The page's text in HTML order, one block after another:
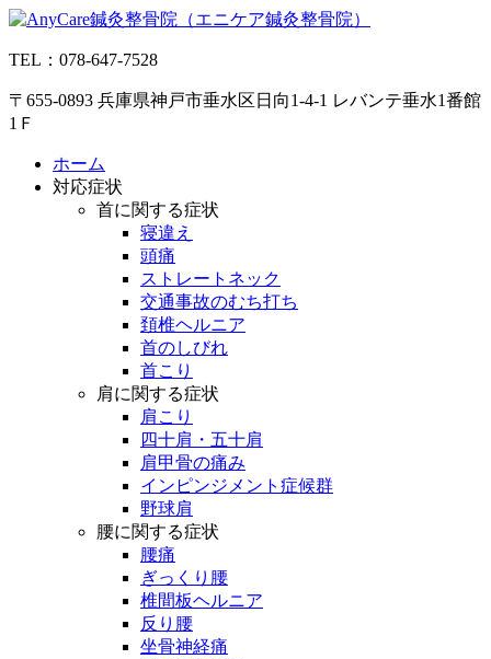
コ
テ
ツ
へ
TEL：078-647-7528
〒655-0893 兵庫県神戸市垂水区日向1-4-1 レバンテ垂水1番館
1Ｆ
ホーム
対応症状
首に関する症状
寝違え
頭痛
ストレートネック
交通事故のむち打ち
頚椎ヘルニア
首のしびれ
首こり
肩に関する症状
肩こり
四十肩・五十肩
肩甲骨の痛み
インピンジメント症候群
野球肩
腰に関する症状
腰痛
ぎっくり腰
椎間板ヘルニア
反り腰
坐骨神経痛